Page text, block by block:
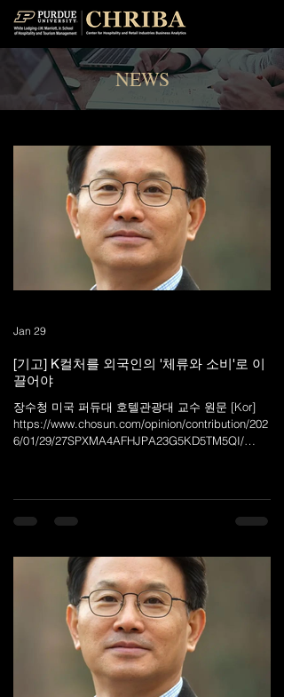
NEWS
[기고] K컬처를 외국인의 '체류와 소비'로 이
끌어야
장수청 미국 퍼듀대 호텔관광대 교수 원문 [Kor]
https://www.chosun.com/opinion/contribution/202
6/01/29/27SPXMA4AFHJPA23G5KD5TM5QI/
심이 한국행 비행기 티켓 발권과 한국 내에서의 소
하다. K컬처의 브랜드 가치가 관광 수입과 지역 경
제 활성화로 이어지는 선순환 구조는 아직 답보 상
태다. 문제는 명확하다. 우리는 여전히 보여주기에
만 골몰하고 있다. 이제는 세계인이 달력에 표시를
하며 “이 시기엔 반드시 한국에 가야 한다”고 결심
하게 하는 ‘오게 만드는 구조’가 필요하다. 그 해법
Jan 29